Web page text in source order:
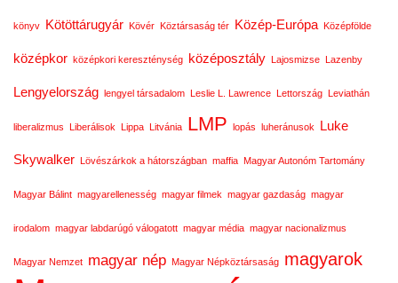
könyv Kötöttárugyár Kövér Köztársaság tér Közép-Európa Középfölde
középkor középkori kereszténység középosztály Lajosmizse Lazenby
Lengyelország lengyel társadalom Leslie L. Lawrence Lettország Leviathán
liberalizmus Liberálisok Lippa Litvánia LMP lopás luheránusok Luke
Skywalker Lövészárkok a hátországban maffia Magyar Autonóm Tartomány
Magyar Bálint magyarellenesség magyar filmek magyar gazdaság magyar
irodalom magyar labdarúgó válogatott magyar média magyar nacionalizmus
Magyar Nemzet magyar nép Magyar Népköztársaság magyarok